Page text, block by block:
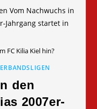
FC Kilia Kiel hin?
den
2007er-